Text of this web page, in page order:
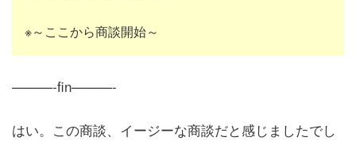
※～ここから商談開始～
———-fin———-
はい。この商談、イージーな商談だと感じましたでし